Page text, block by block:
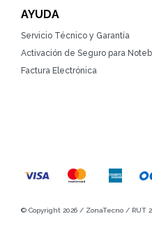
AYUDA
Servicio Técnico y Garantía
Activación de Seguro para
Factura Electrónica
© Copyright 2026 / ZonaTecno / RUT